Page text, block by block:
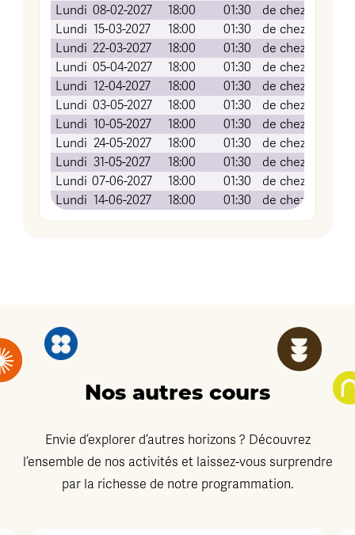
Lundi 08-02-2027 18:00 01:30
de chez vous
Lundi 15-03-2027 18:00 01:30
de chez vous
Lundi 22-03-2027 18:00 01:30
de chez vous
Lundi 05-04-2027 18:00 01:30
de chez vous
Lundi 12-04-2027 18:00 01:30
de chez vous
Lundi 03-05-2027 18:00 01:30
de chez vous
Lundi 10-05-2027 18:00 01:30
de chez vous
Lundi 24-05-2027 18:00 01:30
de chez vous
Lundi 31-05-2027 18:00 01:30
de chez vous
Lundi 07-06-2027 18:00 01:30
de chez vous
Lundi 14-06-2027 18:00 01:30 de chez vous
Nos autres cours
Envie d’explorer d’autres horizons ? Découvrez
l’ensemble de nos activités et laissez-vous surprendre
par la richesse de notre programmation.